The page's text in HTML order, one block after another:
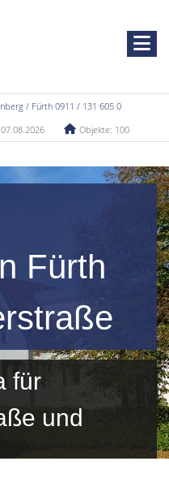
/ Fürth 0911 / 131 605 0
07.08.2026 Objekte: 100
Fürth
für
und